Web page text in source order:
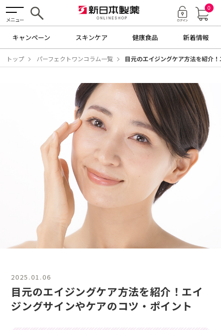
メニュー
0
キャンペーン スキンケア 健康食品 新着情報
トップ パーフェクトワンコラム一覧 目元のエイジングケア方法を紹介
2025.01.06
目元のエイジングケア方法を紹介！エイ
ジングサインやケアのコツ・ポイント